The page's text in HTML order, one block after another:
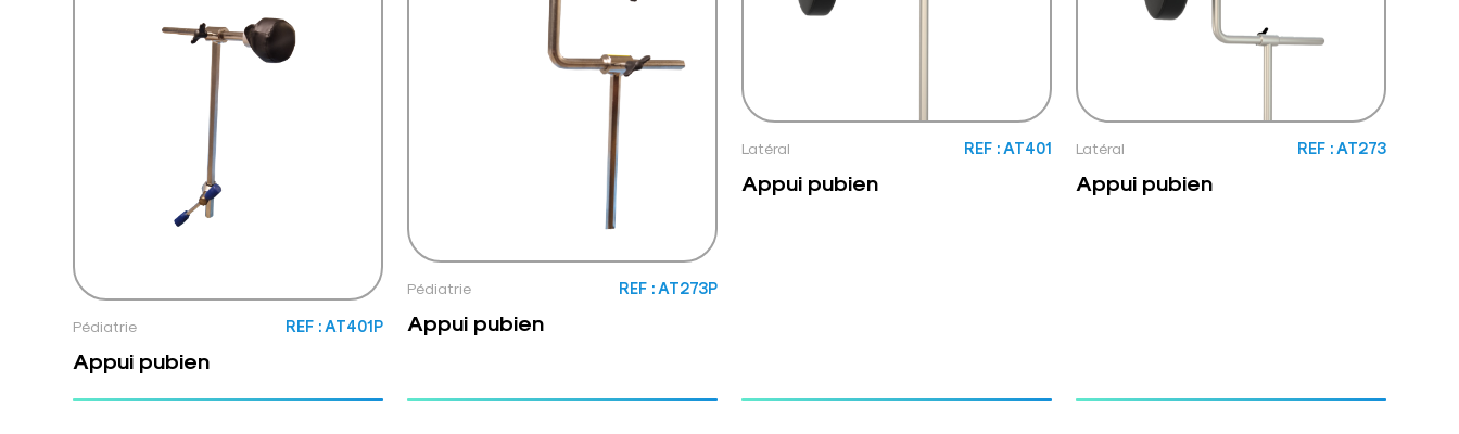
Pédiatrie REF : AT401P
Appui pubien
Pédiatrie REF : AT273P
Appui pubien
Latéral REF : AT401
Appui pubien
Latéral REF : AT273
Appui pubien